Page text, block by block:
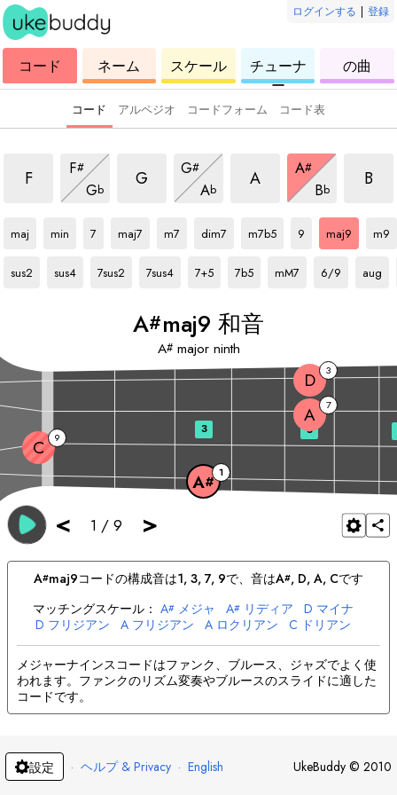
ログインする | 登録
ウ
ク
レ
コード
コ
ー
ド
ネーム
ウ
ク
レ
レ
スケール
ク
レ
レ
チューナ
ー
ク
レ
の曲
コード アルペジオ コードフォーム コード表
F
F#
maj9 和音
Gb
maj9 和音G G#
maj9 和音
Ab
maj9 和音 A
maj9 和音
A#
maj9 和音
Bb
maj9 和音 B
maj
min
7
maj7
m7
dim7
m7b5
9
maj9
m9
sus2
sus4
7sus2
7sus4
7+5
7b5
mM7
A#
6/9
和音
aug
A#maj9 和音
A# major ninth
< 1 / 9 >
A# 1
C 9
A 7
D 3
3 5
A#maj9コードの構成音は1, 3, 7, 9で、音はA#, D, A, Cです
マッチングスケール： A# メジャ A# リディア D マイナ
D フリジアン A フリジアン A ロクリアン C ドリアン
C ミクソリディアン
メジャーナインスコードはファンク、ブルース、ジャズでよく使
われます。ファンクのリズム変奏やブルースのスライドに適した
コードです。
設定 · ヘルプ & Privacy · English UkeBuddy © 2010